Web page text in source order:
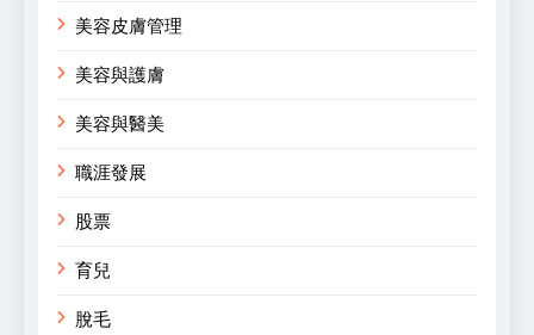
美容皮膚管理
美容與護膚
美容與醫美
職涯發展
股票
育兒
脫毛